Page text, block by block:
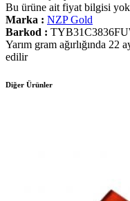
Bu ürüne ait fiyat bilgisi
Marka : NZP Gold
Barkod :
Yarım gram ağırlığında 22
edilir
Diğer Ürünler